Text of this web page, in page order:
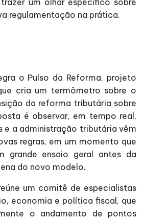
regulamentação na prática.
o Pulso da Reforma, projeto
cria um termômetro sobre o
da reforma tributária sobre
é observar, em tempo real,
e a administração tributária vêm
regras, em um momento que
grande ensaio geral antes da
do novo modelo.
um comitê de especialistas
economia e política fiscal, que
o andamento de pontos